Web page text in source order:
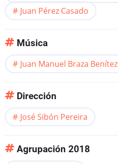
Juan Pérez Casado
Música
Juan Manuel Braza Benítez
Dirección
José Sibón Pereira
Agrupación 2018